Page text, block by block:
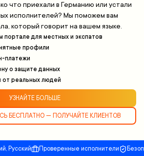
что приехали в Германию или устали
исполнителей? Мы поможем вам
который говорит на вашем языке.
портале для местных и экспатов
профили
платежи
о защите данных
реальных людей
УЗНАЙТЕ БОЛЬШЕ
БЕСПЛАТНО — ПОЛУЧАЙТЕ КЛИЕНТОВ
Русский Проверенные исполнители